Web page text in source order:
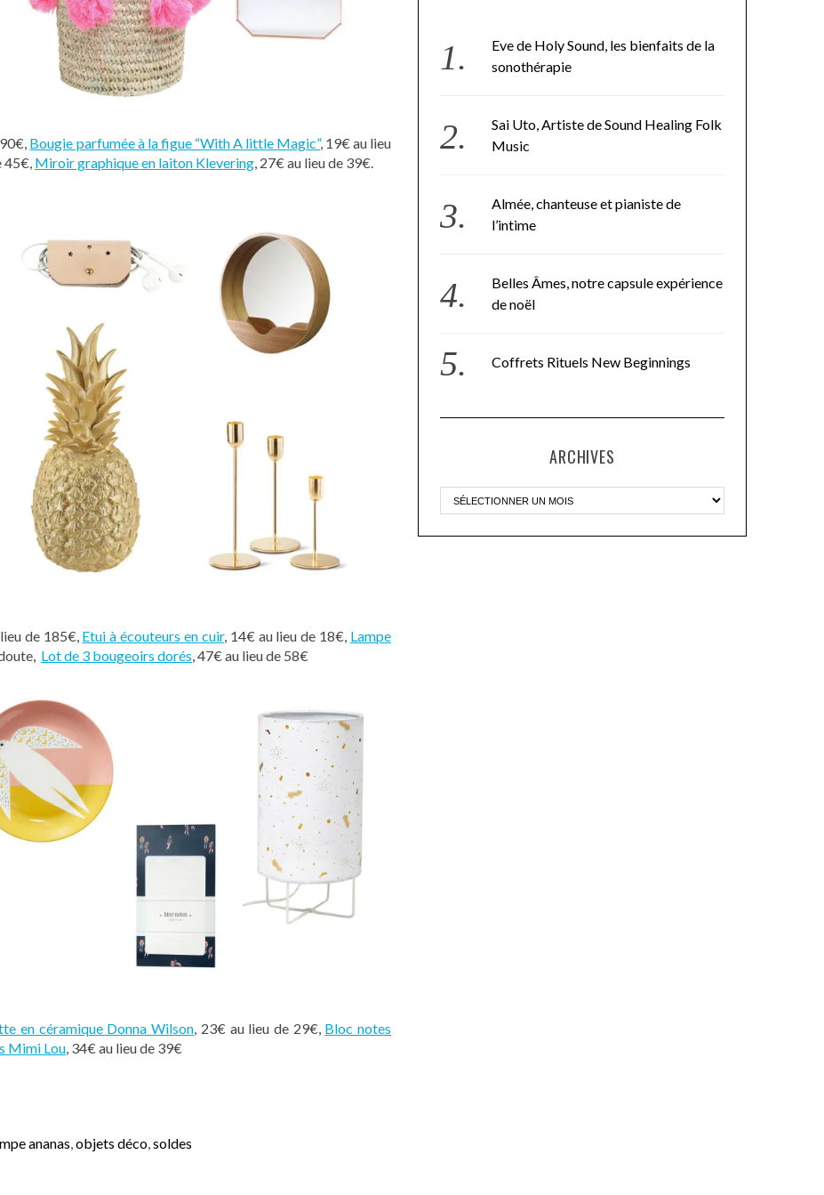
Bougie parfumée à la figue “With A little Magic”, 19€ au lieu
45€, Miroir graphique en laiton Klevering , 27€ au lieu de 39€.
de 185€, Etui à écouteurs en cuir, 14€ au lieu de 18€, Lampe
Lot de 3 bougeoirs dorés, 47€ au lieu de 58€
en céramique Donna Wilson, 23€ au lieu de 29€, Bloc notes
Mimi Lou, 34€ au lieu de 39€
ananas,objets déco,soldes
Eve de Holy Sound, les bienfaits de la
sonothérapie
Sai Uto, Artiste de Sound Healing Folk
Music
Almée, chanteuse et pianiste de
l’intime
Belles Âmes, notre capsule expérience
de noël
Coffrets Rituels New Beginnings
ARCHIVES